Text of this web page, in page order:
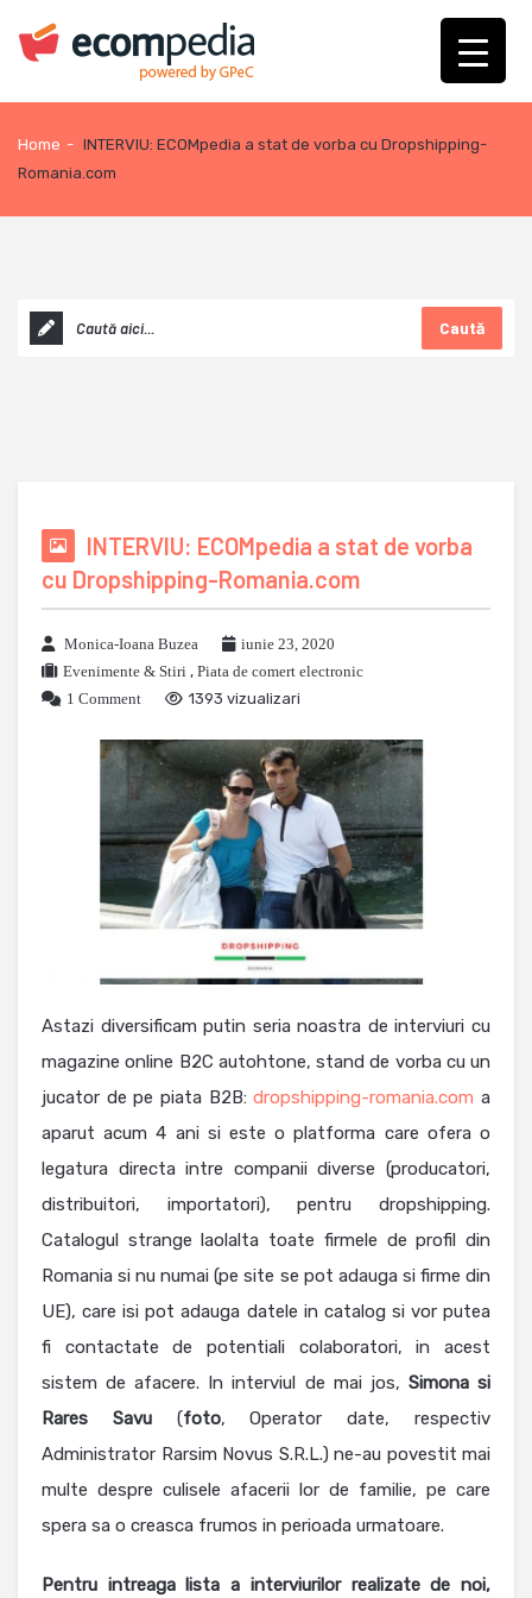
Home - INTERVIU: ECOMpedia a stat de vorba cu Dropshipping-
Romania.com
Caută
INTERVIU: ECOMpedia a stat de vorba
cu Dropshipping-Romania.com
Monica-Ioana Buzea
iunie 23, 2020
Evenimente & Stiri , Piata de comert electronic
1 Comment
1393 vizualizari
Astazi diversificam putin seria noastra de interviuri cu
magazine online B2C autohtone, stand de vorba cu un
jucator de pe piata B2B:dropshipping-romania.com a
aparut acum 4 ani si este o platforma care ofera o
legatura directa intre companii diverse (producatori,
distribuitori, importatori), pentru dropshipping.
Catalogul strange laolalta toate firmele de profil din
Romania si nu numai (pe site se pot adauga si firme din
UE), care isi pot adauga datele in catalog si vor putea
fi contactate de potentiali colaboratori, in acest
sistem de afacere. In interviul de mai jos, Simona si
Rares Savu (foto, Operator date, respectiv
Administrator Rarsim Novus S.R.L.) ne-au povestit mai
multe despre culisele afacerii lor de familie, pe care
spera sa o creasca frumos in perioada urmatoare.
Pentru intreaga lista a interviurilor realizate de noi,